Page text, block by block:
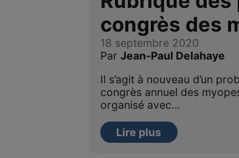
congrès des
18 septembre 2020
Par Jean-Paul Delahaye
Il s’agit à nouveau d’un
congrès annuel des
organisé avec…
Lire plus